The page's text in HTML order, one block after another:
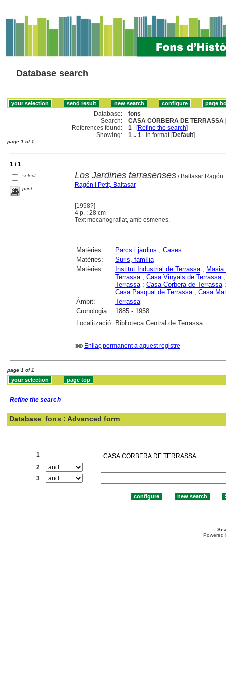
Database search
Database:
fons
Search:
CASA CORBERA DE TERRASSA
References found:
1 [Refine the search]
Showing:
1 .. 1 in format [Default]
page 1 of 1
1 / 1
select
print
Los Jardines tarrasenses/ Baltasar Ragón
Ragón i Petit, Baltasar
[1958?]
4 p. ; 28 cm
Text mecanografiat, amb esmenes.
Matèries: Parcs i jardins ; Cases
Matèries:
Suris, família
Matèries:
Institut Industrial de Terrassa; Masia
Terrassa; Casa Vinyals de Terrassa
Terrassa; Casa Corbera de Terrassa
Casa Pasqual de Terrassa; Casa
Àmbit:
Terrassa
Cronologia:
1885 - 1958
Localització: Biblioteca Central de Terrassa
Enllaç permanent a aquest registre
page 1 of 1
Refine the search
Database fons : Advanced form
1
2
3